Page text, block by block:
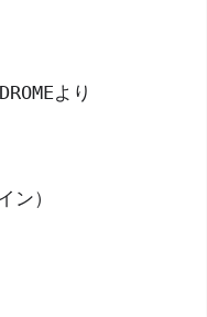
より
）